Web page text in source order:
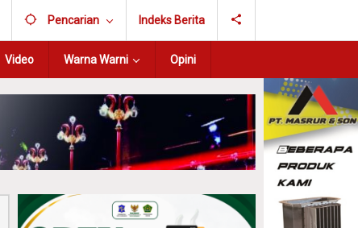
Pencarian Indeks Berita
Video Warna Warni Opini